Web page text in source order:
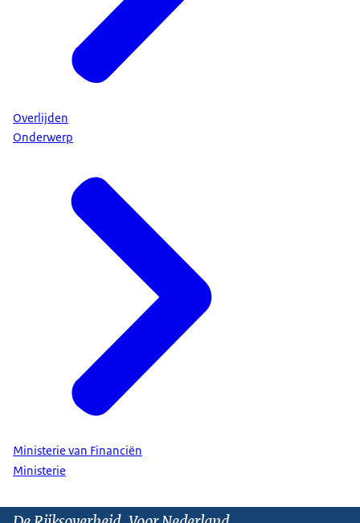
Overlijden
Onderwerp
Ministerie van Financiën
Ministerie